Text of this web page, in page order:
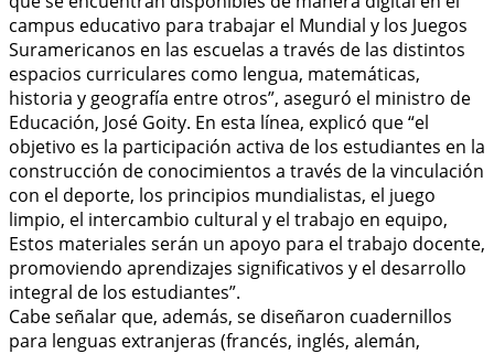
campus educativo para trabajar el Mundial y los Juegos
Suramericanos en las escuelas a través de las distintos
espacios curriculares como lengua, matemáticas,
historia y geografía entre otros”, aseguró el ministro de
Educación, José Goity. En esta línea, explicó que “el
objetivo es la participación activa de los estudiantes en la
construcción de conocimientos a través de la vinculación
con el deporte, los principios mundialistas, el juego
limpio, el intercambio cultural y el trabajo en equipo,
Estos materiales serán un apoyo para el trabajo docente,
promoviendo aprendizajes significativos y el desarrollo
integral de los estudiantes”.
Cabe señalar que, además, se diseñaron cuadernillos
para lenguas extranjeras (francés, inglés, alemán,